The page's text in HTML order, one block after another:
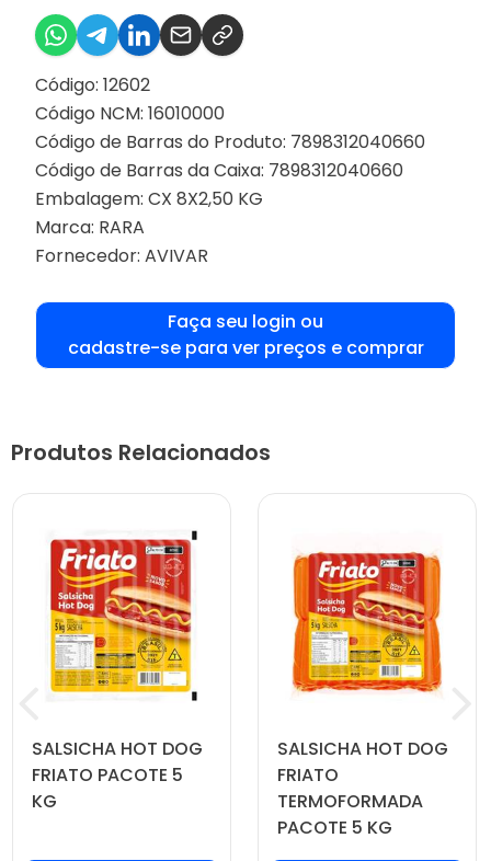
Código: 12602
Código NCM: 16010000
Código de Barras do Produto: 7898312040660
Código de Barras da Caixa: 7898312040660
Embalagem: CX 8X2,50 KG
Marca: RARA
Fornecedor: AVIVAR
Faça seu login ou
cadastre-se para ver preços e comprar
Produtos Relacionados
SALSICHA HOT DOG
FRIATO PACOTE 5
KG
SALSICHA HOT DOG
FRIATO
TERMOFORMADA
PACOTE 5 KG